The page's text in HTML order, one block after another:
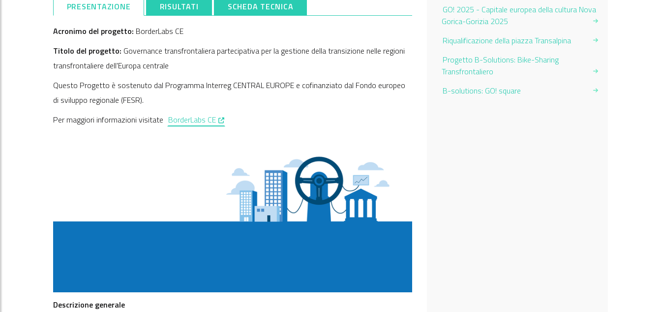
PRESENTAZIONE RISULTATI SCHEDA TECNICA
Acronimo del progetto: BorderLabs CE
Titolo del progetto: Governance transfrontaliera partecipativa per la gestione della transizione nelle regioni
transfrontaliere dell'Europa centrale
Questo Progetto è sostenuto dal Programma Interreg CENTRAL EUROPE e cofinanziato dal Fondo europeo
di sviluppo regionale (FESR).
Per maggiori informazioni visitate BorderLabs CE, opens in a new window
Descrizione generale
GO! 2025 - Capitale europea della cultura Nova
Gorica-Gorizia 2025
Riqualificazione della piazza Transalpina
Progetto B-Solutions: Bike-Sharing
Transfrontaliero
B-solutions: GO! square